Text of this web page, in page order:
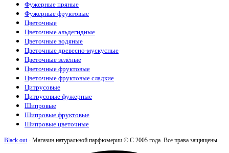
Фужерные пряные
Фужерные фруктовые
Цветочные
Цветочные альдегидные
Цветочные водяные
Цветочные древесно-мускусные
Цветочные зелёные
Цветочные фруктовые
Цветочные фруктовые сладкие
Цитрусовые
Цитрусовые фужерные
Шипровые
Шипровые фруктовые
Шипровые цветочные
Black out- Магазин натуральной парфюмерии © С 2005 года. Все права защищены.